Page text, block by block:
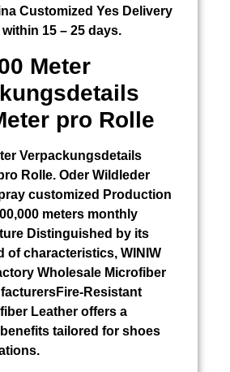
Customized Yes Delivery
15 – 25 days.
Meter
pro Rolle
Verpackungsdetails
Rolle. Oder Wildleder
customized Production
meters monthly
Distinguished by its
of characteristics, WINIW
Wholesale Microfiber
Resistant
Leather offers a
tailored for shoes